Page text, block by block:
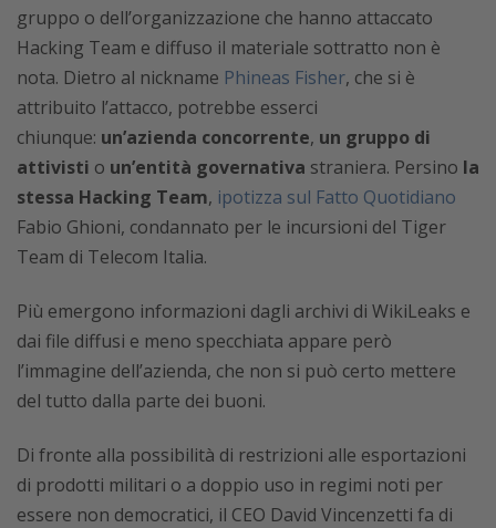
gruppo o dell’organizzazione che hanno attaccato
Hacking Team e diffuso il materiale sottratto non è
nota. Dietro al nickname Phineas Fisher, che si è
attribuito l’attacco, potrebbe esserci
chiunque: un’azienda concorrente, un gruppo di
attivisti o un’entità governativa straniera. Persino la
stessa Hacking Team, ipotizza sul Fatto Quotidiano
Fabio Ghioni, condannato per le incursioni del Tiger
Team di Telecom Italia.
Più emergono informazioni dagli archivi di WikiLeaks e
dai file diffusi e meno specchiata appare però
l’immagine dell’azienda, che non si può certo mettere
del tutto dalla parte dei buoni.
Di fronte alla possibilità di restrizioni alle esportazioni
di prodotti militari o a doppio uso in regimi noti per
essere non democratici, il CEO David Vincenzetti fa di